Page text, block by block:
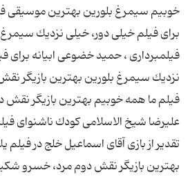
خوبیم سیمرغ بلورین بهترین موسیقی
برای فیلم خیلی دور، خیلی نزدیك
فیلمبرداری ، حمید خضوعی ابیانه برای
نزدیك سیمرغ بلورین بهترین بازیگر نقش
فیلم ما همه خوبیم بهترین بازیگر نقش
علیرضا شیخ الاسلامی كودك ناشنوای
تقدیر از بازی آقای اسماعیل خلج در
بهترین بازیگر نقش دوم مرد، خسرو